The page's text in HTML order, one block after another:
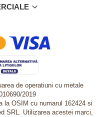
de operatiuni cu metale
2019
la OSIM cu numarul 162424 si
SRL. Utilizarea acestei marci,